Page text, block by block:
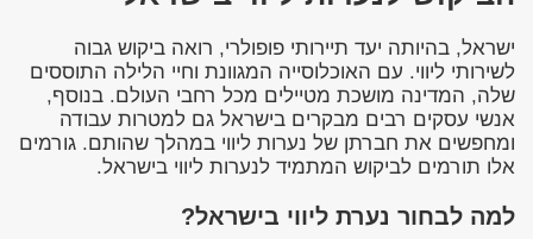
ישראל, בהיותה יעד תיירותי פופולרי, רואה ביקוש גבוה
לשירותי ליווי. עם האוכלוסייה המגוונת וחיי הלילה התוססים
שלה, המדינה מושכת מטיילים מכל רחבי העולם. בנוסף,
אנשי עסקים רבים מבקרים בישראל גם למטרות עבודה
ומחפשים את חברתן של נערות ליווי במהלך שהותם. גורמים
אלו תורמים לביקוש המתמיד לנערות ליווי בישראל.
למה לבחור נערת ליווי בישראל?